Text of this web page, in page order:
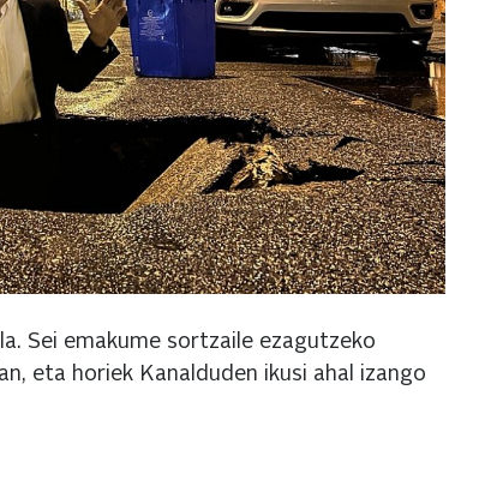
Sei emakume sortzaile ezagutzeko
eta horiek Kanalduden ikusi ahal izango